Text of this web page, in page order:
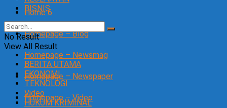
Home 6
Homepage – Blog
Homepage – Newsmag
Homepage – Newspaper
Homepage – Video
BISNIS
No Result
View All Result
BERITA UTAMA
EKONOMI
TEKNOLOGI
Video
HUKUM KRIMINAL